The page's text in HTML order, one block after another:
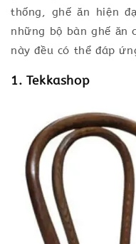
thống, ghế ăn hiện
những bộ bàn ghế ăn
này đều có thể đáp
1. Tekkashop